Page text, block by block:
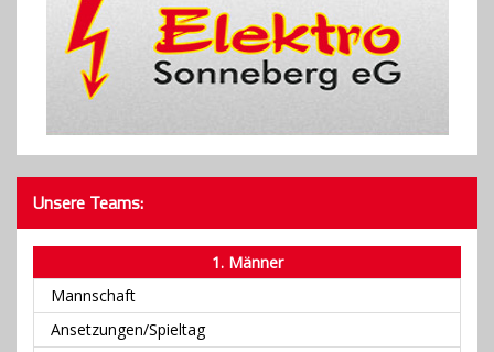
Unsere Teams:
1. Männer
Mannschaft
Ansetzungen/Spieltag